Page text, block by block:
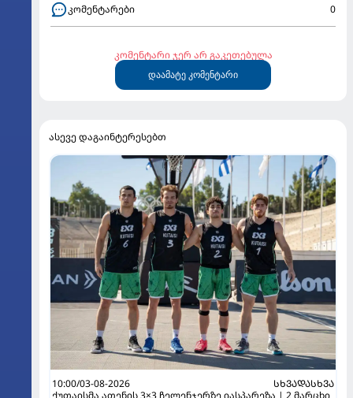
კომენტარები 0
კომენტარი ჯერ არ გაკეთებულა
დაამატე კომენტარი
ასევე დაგაინტერესებთ
10:00/03-08-2026
ᲡᲮᲕᲐᲓᲐᲡᲮᲕᲐ
ქუთაისმა ათენის 3×3 ჩელენჯერზე იასპარეზა | 2 მარცხი